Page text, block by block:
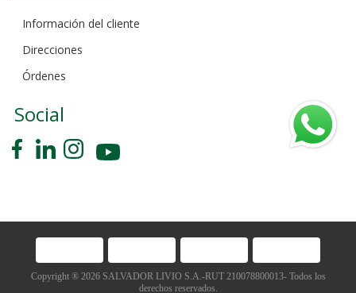
Información del cliente
Direcciones
Órdenes
Social
Copyright ® 2026 SALVADOR LIVIO S.A.-RUT 210078800013- Todos los
derechos reservados.